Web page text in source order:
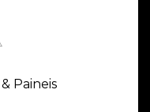
Paineis